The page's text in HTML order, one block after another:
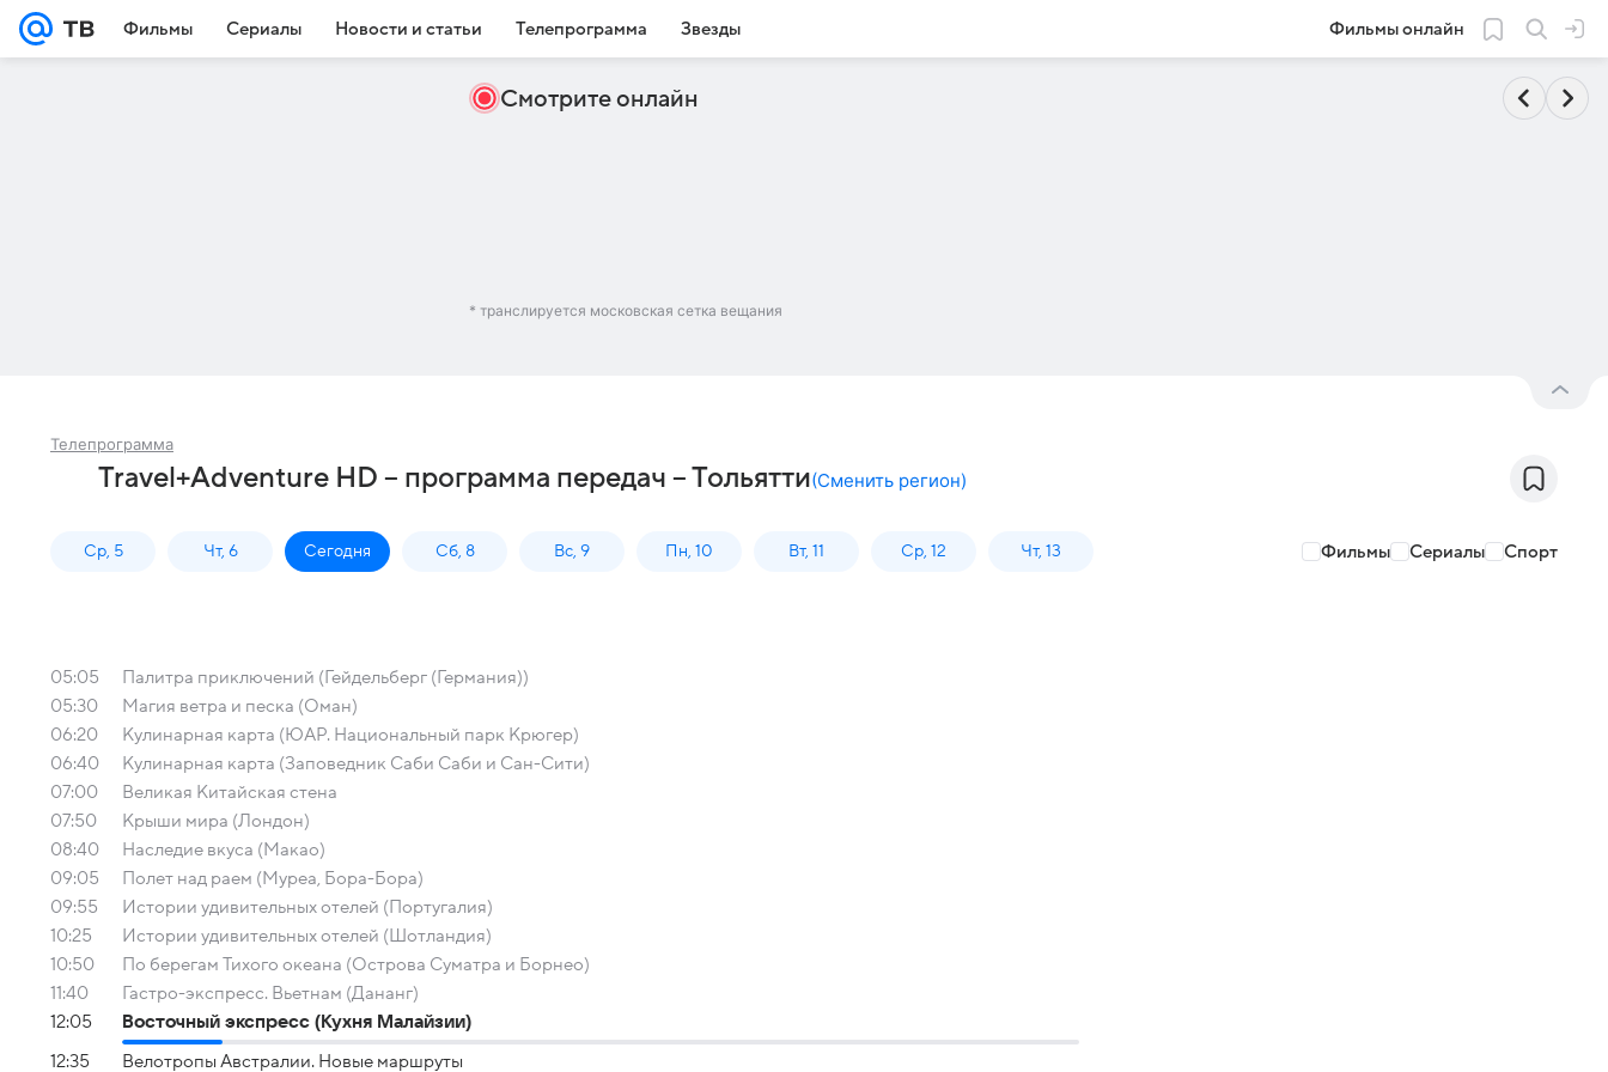
Фильмы Сериалы Новости и статьи Телепрограмма Звезды Фильмы онлайн
Смотрите онлайн
* транслируется московская сетка вещания
Телепрограмма
Travel+Adventure HD – программа передач – Тольятти(Сменить регион)
Ср, 5 Чт, 6 Сегодня Сб, 8 Вс, 9 Пн, 10 Вт, 11 Ср, 12 Чт, 13 Фильмы Сериалы Спорт
05:05
Палитра приключений (Гейдельберг (Германия))
05:30
Магия ветра и песка (Оман)
06:20
Кулинарная карта (ЮАР. Национальный парк Крюгер)
06:40
Кулинарная карта (Заповедник Саби Саби и Сан-Сити)
07:00
Великая Китайская стена
07:50
Крыши мира (Лондон)
08:40
Наследие вкуса (Макао)
09:05
Полет над раем (Муреа, Бора-Бора)
09:55
Истории удивительных отелей (Португалия)
10:25
Истории удивительных отелей (Шотландия)
10:50
По берегам Тихого океана (Острова Суматра и Борнео)
11:40
Гастро-экспресс. Вьетнам (Дананг)
12:05
Восточный экспресс (Кухня Малайзии)
12:35
Велотропы Австралии. Новые маршруты